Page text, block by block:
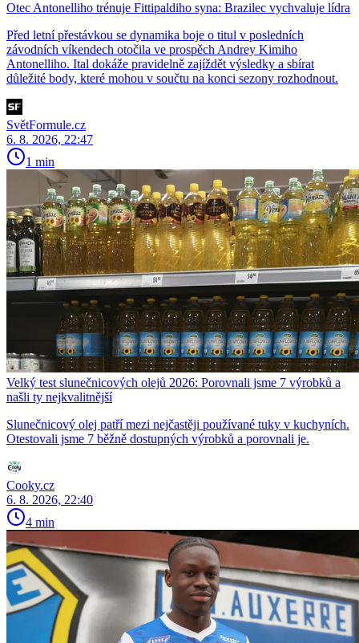
Otec Antonelliho trénuje Fittipaldiho syna: Brazilec vychvaluje lídra
Před letní přestávkou se dynamika boje o titul v posledních
závodních víkendech otočila ve prospěch Andrey Kimiho
Antonelliho. Ital dokáže pravidelně zajíždět výsledky a sbírat
důležité body, které mohou v součtu na konci sezony rozhodnout.
SvětFormule.cz
6. 8. 2026, 22:47
1 min
Velký test slunečnicových olejů 2026: Porovnali jsme 7 výrobků a
našli ty nejkvalitnější
Slunečnicový olej patří mezi nejčastěji používané tuky v kuchyních.
Otestovali jsme 7 běžně dostupných výrobků a porovnali je.
Cooky.cz
6. 8. 2026, 22:40
4 min